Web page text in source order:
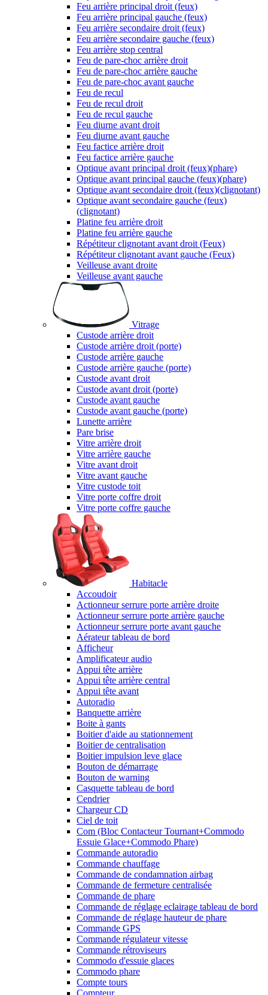
Feu arrière principal droit (feux)
Feu arrière principal gauche (feux)
Feu arrière secondaire droit (feux)
Feu arrière secondaire gauche (feux)
Feu arrière stop central
Feu de pare-choc arrière droit
Feu de pare-choc arrière gauche
Feu de pare-choc avant gauche
Feu de recul
Feu de recul droit
Feu de recul gauche
Feu diurne avant droit
Feu diurne avant gauche
Feu factice arrière droit
Feu factice arrière gauche
Optique avant principal droit (feux)(phare)
Optique avant principal gauche (feux)(phare)
Optique avant secondaire droit (feux)(clignotant)
Optique avant secondaire gauche (feux)
(clignotant)
Platine feu arrière droit
Platine feu arrière gauche
Répétiteur clignotant avant droit (Feux)
Répétiteur clignotant avant gauche (Feux)
Veilleuse avant droite
Veilleuse avant gauche
Vitrage
Custode arrière droit
Custode arrière droit (porte)
Custode arrière gauche
Custode arrière gauche (porte)
Custode avant droit
Custode avant droit (porte)
Custode avant gauche
Custode avant gauche (porte)
Lunette arrière
Pare brise
Vitre arrière droit
Vitre arrière gauche
Vitre avant droit
Vitre avant gauche
Vitre custode toit
Vitre porte coffre droit
Vitre porte coffre gauche
Habitacle
Accoudoir
Actionneur serrure porte arrière droite
Actionneur serrure porte arrière gauche
Actionneur serrure porte avant gauche
Aérateur tableau de bord
Afficheur
Amplificateur audio
Appui tête arrière
Appui tête arrière central
Appui tête avant
Autoradio
Banquette arrière
Boite à gants
Boitier d'aide au stationnement
Boitier de centralisation
Boitier impulsion leve glace
Bouton de démarrage
Bouton de warning
Casquette tableau de bord
Cendrier
Chargeur CD
Ciel de toit
Com (Bloc Contacteur Tournant+Commodo
Essuie Glace+Commodo Phare)
Commande autoradio
Commande chauffage
Commande de condamnation airbag
Commande de fermeture centralisée
Commande de phare
Commande de réglage eclairage tableau de bord
Commande de réglage hauteur de phare
Commande GPS
Commande régulateur vitesse
Commande rétroviseurs
Commodo d'essuie glaces
Commodo phare
Compte tours
Compteur